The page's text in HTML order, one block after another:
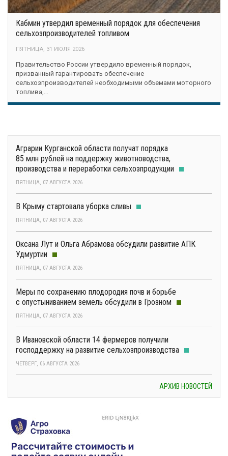
Кабмин утвердил временный порядок для обеспечения
сельхозпроизводителей топливом
ПЯТНИЦА, 31 ИЮЛЯ 2026
Правительство России утвердило временный порядок,
призванный гарантировать обеспечение
сельхозпроизводителей необходимыми объемами моторного
топлива,…
Аграрии Курганской области получат порядка
85 млн рублей на поддержку животноводства,
производства и переработки сельхозпродукции
ПЯТНИЦА, 07 АВГУСТА 2026
В Крыму стартовала уборка сливы
ПЯТНИЦА, 07 АВГУСТА 2026
Оксана Лут и Ольга Абрамова обсудили развитие АПК
Удмуртии
ПЯТНИЦА, 07 АВГУСТА 2026
Меры по сохранению плодородия почв и борьбе
с опустыниванием земель обсудили в Грозном
ПЯТНИЦА, 07 АВГУСТА 2026
В Ивановской области 14 фермеров получили
господдержку на развитие сельхозпроизводства
ЧЕТВЕРГ, 06 АВГУСТА 2026
АРХИВ НОВОСТЕЙ